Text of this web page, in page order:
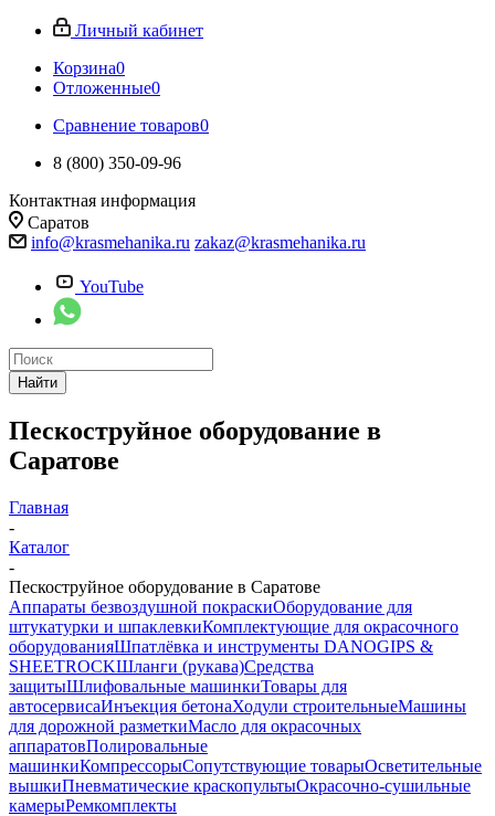
Личный кабинет
Корзина0
Отложенные0
Сравнение товаров0
8 (800) 350-09-96
Контактная информация
Саратов
info@krasmehanika.ru zakaz@krasmehanika.ru
YouTube
Найти
Пескоструйное оборудование в
Саратове
Главная
-
Каталог
-
Пескоструйное оборудование в Саратове
Аппараты безвоздушной покраскиОборудование для
штукатурки и шпаклевкиКомплектующие для окрасочного
оборудованияШпатлёвка и инструменты DANOGIPS &
SHEETROCKШланги (рукава)Средства
защитыШлифовальные машинкиТовары для
автосервисаИнъекция бетонаХодули строительныеМашины
для дорожной разметкиМасло для окрасочных
аппаратовПолировальные
машинкиКомпрессорыСопутствующие товарыОсветительные
вышкиПневматические краскопультыОкрасочно-сушильные
камерыРемкомплекты